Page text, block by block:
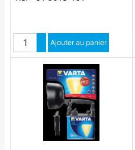
QuantitéAugmenter quantité
Diminuer quantité
Ajouter au panier